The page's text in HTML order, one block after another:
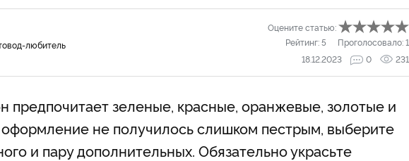
любитель
Оцените статью:
Рейтинг:5 Проголосовало:1
18.12.2023
0 231
зеленые, красные, оранжевые, золотые и
не получилось слишком пестрым, выберите
и пару дополнительных. Обязательно украсьте